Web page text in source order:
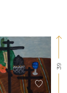
39